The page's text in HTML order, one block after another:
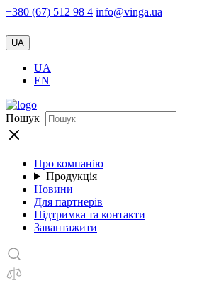
+380 (67) 512 98 4 info@vinga.ua
UA
UA
EN
Пошук
Про компанію
Продукція
Новини
Для партнерів
Підтримка та контакти
Завантажити